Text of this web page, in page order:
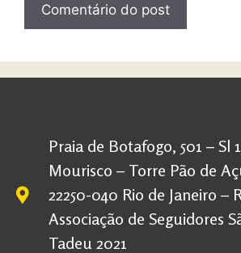
Praia de Botafogo, 501 – Sl
Mourisco – Torre Pão de
22250-040 Rio de Janeiro –
Associação de Seguidores
Tadeu 2021